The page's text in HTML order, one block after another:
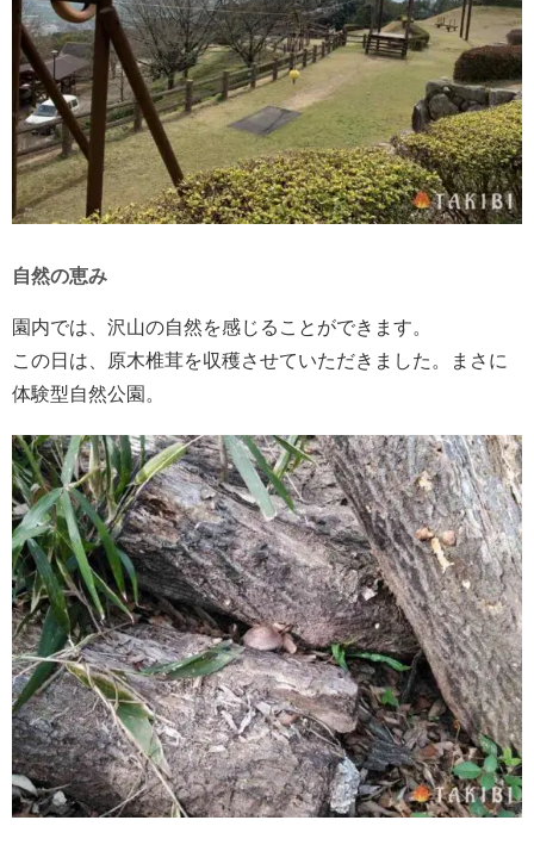
自然の恵み
園内では、沢山の自然を感じることができます。
この日は、原木椎茸を収穫させていただきました。まさに
体験型自然公園。